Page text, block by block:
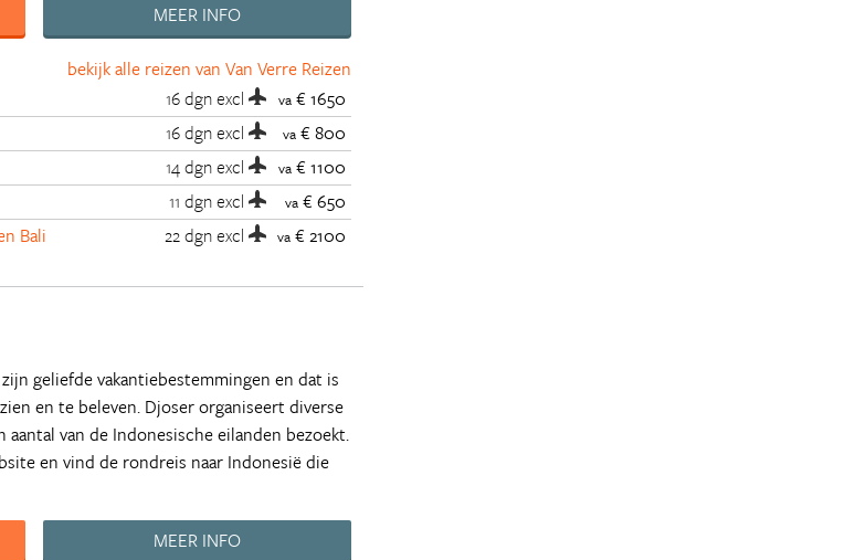
MEER INFO
bekijk alle reizen van Van Verre Reizen
16 dgnexcl va € 1650
16 dgnexcl va € 800
14 dgnexcl va € 1100
11 dgnexcl va € 650
Bali
22 dgnexcl va € 2100
geliefde vakantiebestemmingen en dat is
en te beleven. Djoser organiseert diverse
aantal van de Indonesische eilanden bezoekt.
en vind de rondreis naar Indonesië die
MEER INFO